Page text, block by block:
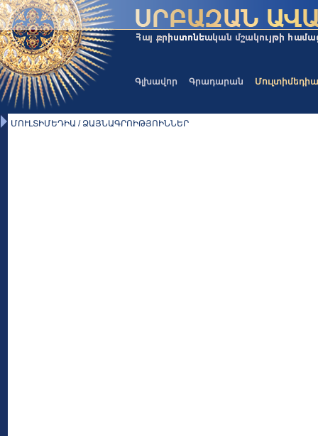
Գլխավոր Գրադարան Մուլտիմեդիա
ՄՈՒԼՏԻՄԵԴԻԱ / ՁԱՅՆԱԳՐՈԻԹՅՈԻՆՆԵՐ